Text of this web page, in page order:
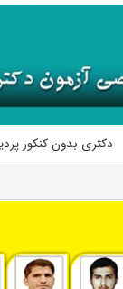
دکتری بدون کنکور